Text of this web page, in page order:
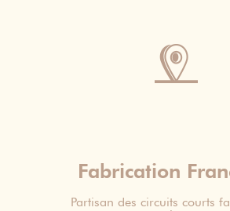
Fabrication
Partisan des circuits courts